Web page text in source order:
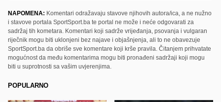
NAPOMENA: Komentari odražavaju stavove njihovih autora/ica, a ne nužno
i stavove portala SportSport.ba te portal ne može i neće odgovarati za
sadržaj tih kometara. Komentari koji sadrže vrijeđanja, psovanja i vulgaran
riječnik mogu biti uklonjeni bez najave i objašnjenja, ali to ne obavezuje
SportSport.ba da obriše sve komentare koji krše pravila. Čitanjem prihvatate
mogućnost da među komentarima mogu biti pronađeni sadržaji koji mogu
biti u suprotnosti sa vašim uvjerenjima.
POPULARNO